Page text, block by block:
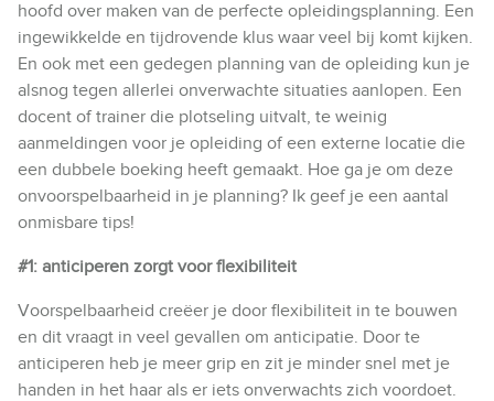
hoofd over maken van de perfecte opleidingsplanning. Een
ingewikkelde en tijdrovende klus waar veel bij komt kijken.
En ook met een gedegen planning van de opleiding kun je
alsnog tegen allerlei onverwachte situaties aanlopen. Een
docent of trainer die plotseling uitvalt, te weinig
aanmeldingen voor je opleiding of een externe locatie die
een dubbele boeking heeft gemaakt. Hoe ga je om deze
onvoorspelbaarheid in je planning? Ik geef je een aantal
onmisbare tips!
#1: anticiperen zorgt voor flexibiliteit
Voorspelbaarheid creëer je door flexibiliteit in te bouwen
en dit vraagt in veel gevallen om anticipatie. Door te
anticiperen heb je meer grip en zit je minder snel met je
handen in het haar als er iets onverwachts zich voordoet.